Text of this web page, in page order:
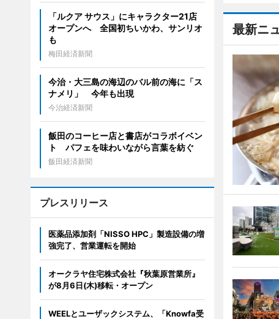
最新ニ
「ルクア サウス」にキャラクター21店
オープンへ 全国初ちいかわ、サンリオ
も
梅田経済新聞
今治・大三島の海辺のバル前の海に「ス
ナメリ」 今年も出現
今治経済新聞
飯田のコーヒー店と書店がコラボイベン
ト パフェを味わいながら言葉を紡ぐ
飯田経済新聞
プレスリリース
医薬品添加剤「NISSO HPC」製造設備の増
強完了、営業運転を開始
オークラヤ住宅株式会社『秋葉原営業所』
が8月6日(木)移転・オープン
WEELとユーザックシステム、「Knowfa受